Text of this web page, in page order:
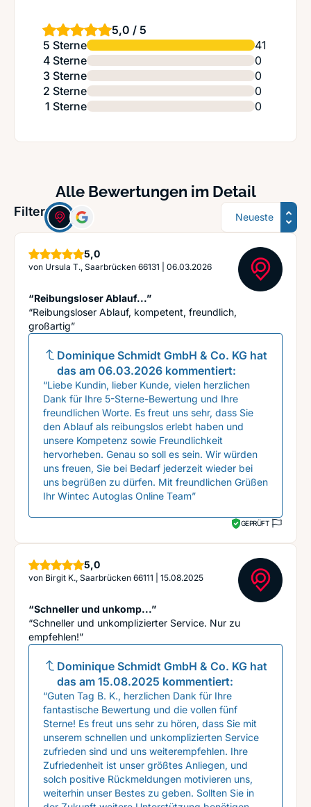
5,0 / 5
5 Sterne
41
4 Sterne
0
3 Sterne
0
2 Sterne
0
1 Sterne
0
Alle Bewertungen im Detail
Filter: Sortierung
5,0Sterne
von Ursula T., Saarbrücken 66131 06.03.2026
“Reibungsloser Ablauf...”
“Reibungsloser Ablauf, kompetent, freundlich,
großartig”
Dominique Schmidt GmbH & Co. KG hat
das am 06.03.2026 kommentiert:
“Liebe Kundin, lieber Kunde, vielen herzlichen
Dank für Ihre 5-Sterne-Bewertung und Ihre
freundlichen Worte. Es freut uns sehr, dass Sie
den Ablauf als reibungslos erlebt haben und
unsere Kompetenz sowie Freundlichkeit
hervorheben. Genau so soll es sein. Wir würden
uns freuen, Sie bei Bedarf jederzeit wieder bei
uns begrüßen zu dürfen. Mit freundlichen Grüßen
Ihr Wintec Autoglas Online Team”
GEPRÜFT
5,0Sterne
von Birgit K., Saarbrücken 66111 15.08.2025
“Schneller und unkomp...”
“Schneller und unkomplizierter Service. Nur zu
empfehlen!”
Dominique Schmidt GmbH & Co. KG hat
das am 15.08.2025 kommentiert:
“Guten Tag B. K., herzlichen Dank für Ihre
fantastische Bewertung und die vollen fünf
Sterne! Es freut uns sehr zu hören, dass Sie mit
unserem schnellen und unkomplizierten Service
zufrieden sind und uns weiterempfehlen. Ihre
Zufriedenheit ist unser größtes Anliegen, und
solch positive Rückmeldungen motivieren uns,
weiterhin unser Bestes zu geben. Sollten Sie in